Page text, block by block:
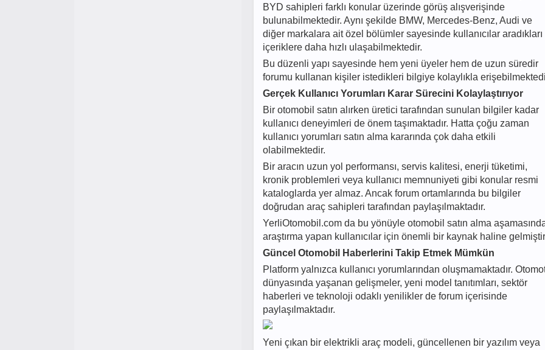
BYD sahipleri farklı konular üzerinde görüş alışverişinde
bulunabilmektedir. Aynı şekilde BMW, Mercedes-Benz, Audi ve
diğer markalara ait özel bölümler sayesinde kullanıcılar aradıkları
içeriklere daha hızlı ulaşabilmektedir.
Bu düzenli yapı sayesinde hem yeni üyeler hem de uzun süredir
forumu kullanan kişiler istedikleri bilgiye kolaylıkla
Gerçek Kullanıcı Yorumları Karar Sürecini Kolaylaştırıyor
Bir otomobil satın alırken üretici tarafından sunulan bilgiler kadar
kullanıcı deneyimleri de önem taşımaktadır. Hatta çoğu zaman
kullanıcı yorumları satın alma kararında çok daha etkili
olabilmektedir.
Bir aracın uzun yol performansı, servis kalitesi, enerji tüketimi,
kronik problemleri veya kullanıcı memnuniyeti gibi konular resmi
kataloglarda yer almaz. Ancak forum ortamlarında bu bilgiler
doğrudan araç sahipleri tarafından paylaşılmaktadır.
YerliOtomobil.com da bu yönüyle otomobil satın alma
araştırma yapan kullanıcılar için önemli bir kaynak haline
Güncel Otomobil Haberlerini Takip Etmek Mümkün
Platform yalnızca kullanıcı yorumlarından oluşmamaktadır.
dünyasında yaşanan gelişmeler, yeni model tanıtımları, sektör
haberleri ve teknoloji odaklı yenilikler de forum içerisinde
paylaşılmaktadır.
Yeni çıkan bir elektrikli araç modeli, güncellenen bir yazılım veya